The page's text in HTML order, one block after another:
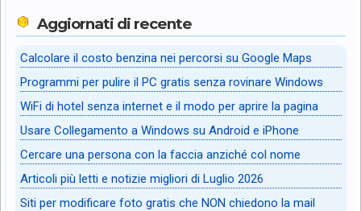
Aggiornati di recente
Calcolare il costo benzina nei percorsi su Google Maps
Programmi per pulire il PC gratis senza rovinare Windows
WiFi di hotel senza internet e il modo per aprire la pagina
Usare Collegamento a Windows su Android e iPhone
Cercare una persona con la faccia anziché col nome
Articoli più letti e notizie migliori di Luglio 2026
Siti per modificare foto gratis che NON chiedono la mail